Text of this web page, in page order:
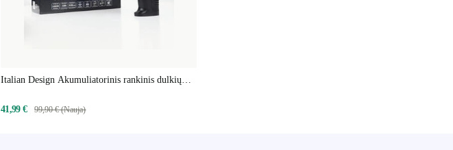
Italian Design Akumuliatorinis rankinis dulkių
41,99 €
99,90 € (Nauja)